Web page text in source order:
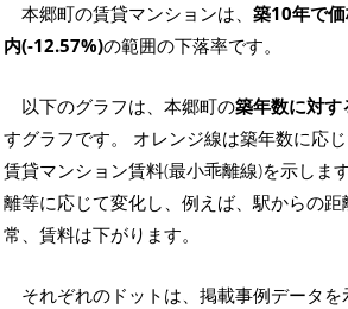
本郷町の賃貸マンションは、 築10年で
内(-12.57%)の範囲の下落率です。
以下のグラフは、本郷町の築年数に対す
すグラフです。 オレンジ線は築年数に応
賃貸マンション賃料(最小乖離線)を示しま
離等に応じて変化し、例えば、駅からの
常、賃料は下がります。
それぞれのドットは、掲載事例データ